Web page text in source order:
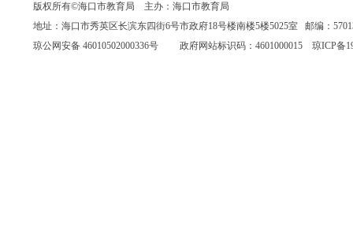
版权所有©海口市教育局 主办：海口市教育局
地址：海口市秀英区长滨东四街6号市政府18号楼南楼5楼5025室 邮编：
琼公网安备 46010502000336号 政府网站标识码：4601000015 琼ICP备